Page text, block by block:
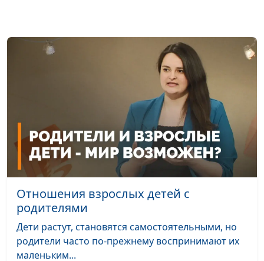
Отношения взрослых детей с
родителями
Дети растут, становятся самостоятельными, но
родители часто по-прежнему воспринимают их
маленьким...